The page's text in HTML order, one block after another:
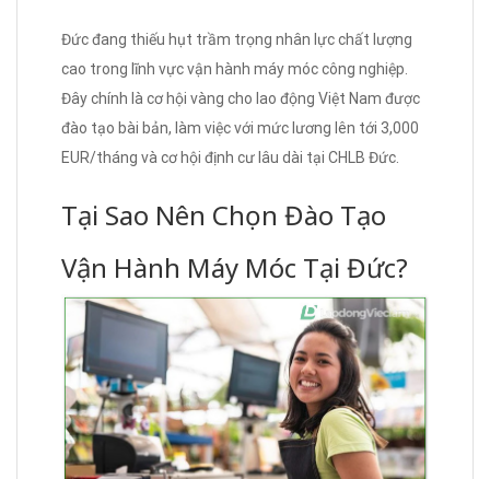
Đức đang thiếu hụt trầm trọng nhân lực chất lượng
cao trong lĩnh vực vận hành máy móc công nghiệp.
Đây chính là cơ hội vàng cho lao động Việt Nam được
đào tạo bài bản, làm việc với mức lương lên tới 3,000
EUR/tháng và cơ hội định cư lâu dài tại CHLB Đức.
Tại Sao Nên Chọn Đào Tạo
Vận Hành Máy Móc Tại Đức?